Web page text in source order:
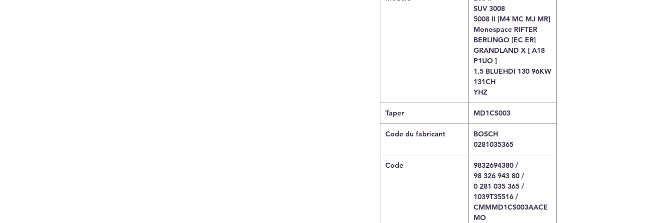
SUV 3008
5008 II [M4 MC MJ MR]
Monospace RIFTER
BERLINGO [EC ER]
GRANDLAND X [ A18
P1UO ]
1.5 BLUEHDI 130 96KW
131CH
YHZ
Taper MD1CS003
Code du fabricant
BOSCH
0281035365
Code
9832694380 /
98 326 943 80 /
0 281 035 365 /
1039T35516 /
CMMMD1CS003AACE
MO